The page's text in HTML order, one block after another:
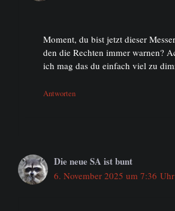
Moment, du bist jetzt dieser
den die Rechten immer warnen?
ich mag das du einfach viel zu
Antworten
Die neue SA ist bunt
6. November 2025 um 7:36 Uhr